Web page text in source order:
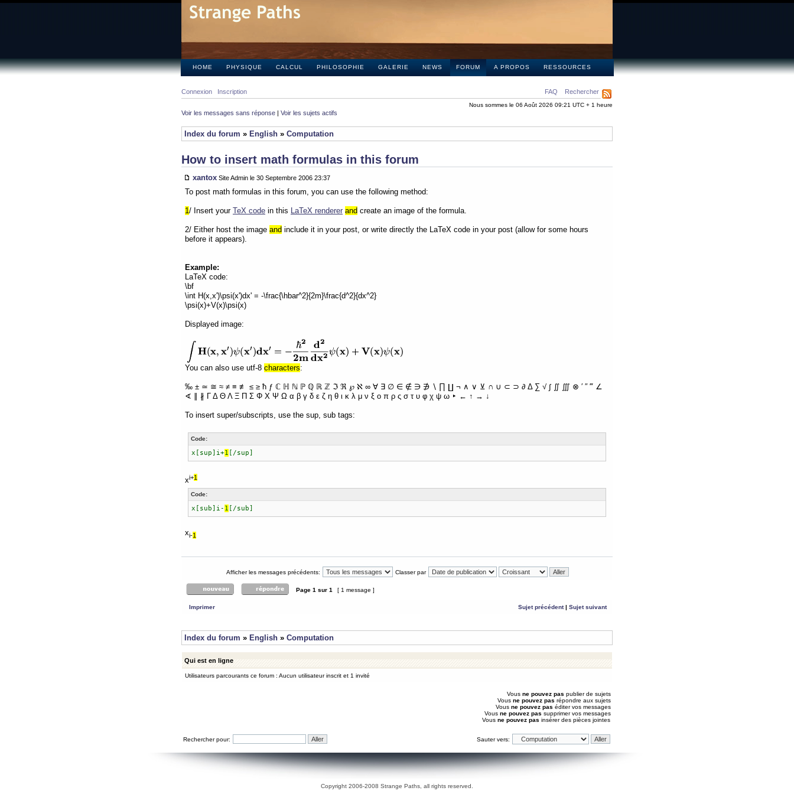
HOME PHYSIQUE CALCUL PHILOSOPHIE GALERIE NEWS FORUM A PROPOS RESSOURCES
FAQ Rechercher
Connexion Inscription
Nous sommes le 06 Août 2026 09:21 UTC + 1 heure
Voir les messages sans réponse | Voir les sujets actifs
Index du forum » English » Computation
How to insert math formulas in this forum
xantox Site Admin le 30 Septembre 2006 23:37
To post math formulas in this forum, you can use the following method:
1/ Insert your TeX code in this LaTeX renderer and create an image of the formula.
2/ Either host the image and include it in your post, or write directly the LaTeX code in your post (allow for some hours
before it appears).
Example:
LaTeX code:
\bf
\int H(x,x')\psi(x')dx' = -\frac{\hbar^2}{2m}\frac{d^2}{dx^2}
\psi(x)+V(x)\psi(x)
Displayed image:
You can also use utf-8 characters:
‰ ± ≃ ≅ ≈ ≠ ≡ ≢ ≤ ≥ ħ ƒ ℂ ℍ ℕ ℙ ℚ ℝ ℤ ℑ ℜ ℘ ℵ ∞ ∀ ∃ ∅ ∈ ∉ ∋ ∌ ∖ ∏ ∐ ¬ ∧ ∨ ⊻ ∩ ∪ ⊂ ⊃ ∂ Δ ∑ √ ∫ ∬ ∭ ⊗ ′ ″ ‴ ∠
∢ ∥ ∦ Γ Δ Θ Λ Ξ Π Σ Φ Χ Ψ Ω α β γ δ ε ζ η θ ι κ λ μ ν ξ ο π ρ ς σ τ υ φ χ ψ ω ‣ ← ↑ → ↓
To insert super/subscripts, use the sup, sub tags:
Code:
x[sup]i+1 [/sup]
xi+1
Code:
x[sub]i- 1 [/sub]
xi-1
Afficher les messages précédents: Classer par
Page 1 sur 1 [ 1 message ]
Imprimer Sujet précédent| Sujet suivant
Index du forum » English » Computation
Qui est en ligne
Utilisateurs parcourants ce forum : Aucun utilisateur inscrit et 1 invité
Vous ne pouvez pas publier de sujets
Vous ne pouvez pas répondre aux sujets
Vous ne pouvez pas éditer vos messages
Vous ne pouvez pas supprimer vos messages
Vous ne pouvez pas insérer des pièces jointes
Rechercher pour: Sauter vers:
Copyright 2006-2008 Strange Paths, all rights reserved.